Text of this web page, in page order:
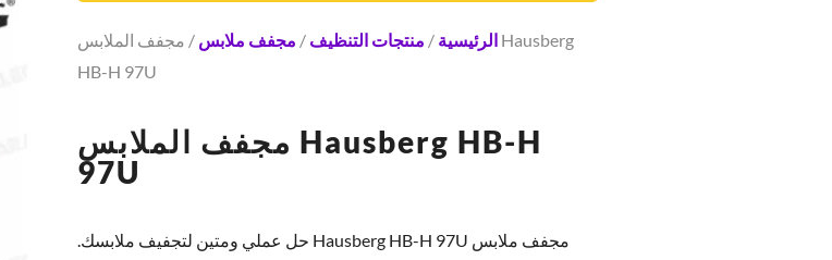
الرئيسية / منتجات التنظيف / مجفف ملابس / مجفف الملابس Hausberg
HB-H 97U
مجفف الملابس Hausberg HB-H
97U
مجفف ملابس Hausberg HB-H 97U حل عملي ومتين لتجفيف ملابسك.